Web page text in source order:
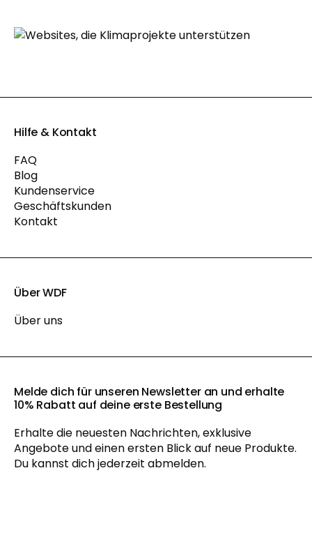
Hilfe & Kontakt
FAQ
Blog
Kundenservice
Geschäftskunden
Kontakt
Über WDF
Über uns
Melde dich für unseren Newsletter an und erhalte
10% Rabatt auf deine erste Bestellung
Erhalte die neuesten Nachrichten, exklusive
Angebote und einen ersten Blick auf neue Produkte.
Du kannst dich jederzeit abmelden.